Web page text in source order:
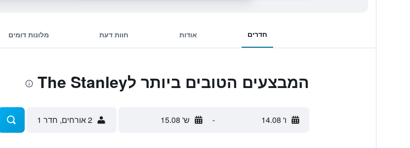
חדרים אודות חוות דעת מלונות דומים
המבצעים הטובים ביותר לThe Stanley
ו' 14.08 - ש' 15.08 2 אורחים, חדר 1